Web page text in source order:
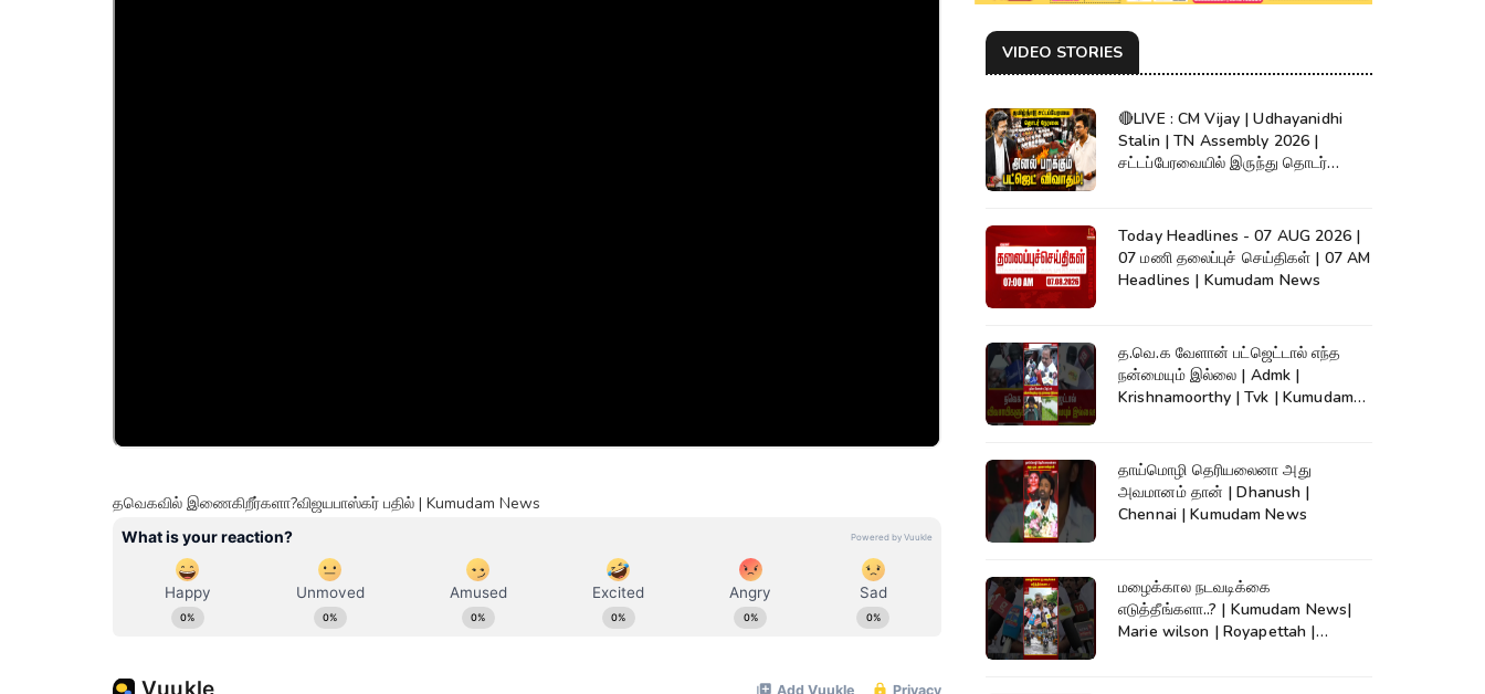
தவெகவில் இணைகிறீர்களா?விஜயபாஸ்கர் பதில் | Kumudam News
VIDEO STORIES
🔴LIVE : CM Vijay | Udhayanidhi
Stalin | TN Assembly 2026 |
சட்டப்பேரவையில் இருந்து தொடர்
Today Headlines - 07 AUG 2026 |
07 மணி தலைப்புச் செய்திகள் | 07 AM
Headlines | Kumudam News
த.வெ.க வேளான் பட்ஜெட்டால் எந்த
நன்மையும் இல்லை | Admk |
Krishnamoorthy | Tvk | Kumudam
தாய்மொழி தெரியலைனா அது
அவமானம் தான் | Dhanush |
Chennai | Kumudam News
மழைக்கால நடவடிக்கை
எடுத்தீங்களா..? | Kumudam News|
Marie wilson | Royapettah |